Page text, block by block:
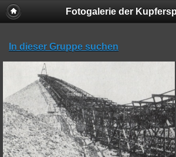
Fotogalerie der
In dieser Gruppe suchen